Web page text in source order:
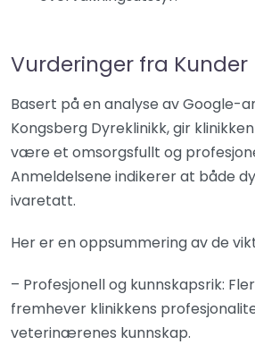
Vurderinger fra Kunder
Basert på en analyse av Google-
Kongsberg Dyreklinikk, gir
være et omsorgsfullt og
Anmeldelsene indikerer at både
ivaretatt.
Her er en oppsummering av de
– Profesjonell og kunnskapsrik:
fremhever klinikkens
veterinærenes kunnskap.